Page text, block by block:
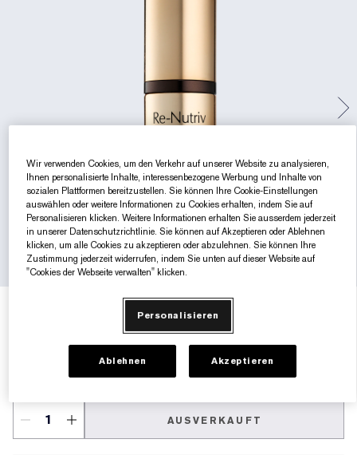
Pink Ribbon Kollektion​
The House of Estée Lauder
15 ml
AUSVERKAUFT
Wir verwenden Cookies, um den Verkehr auf unserer Website zu analysieren,
Ihnen personalisierte Inhalte, interessenbezogene Werbung und Inhalte von
sozialen Plattformen bereitzustellen. Sie können Ihre Cookie-Einstellungen
auswählen oder weitere Informationen zu Cookies erhalten, indem Sie auf
Personalisieren klicken. Weitere Informationen erhalten Sie ausserdem jederzeit
in unserer Datenschutzrichtlinie. Sie können auf Akzeptieren oder Ablehnen
klicken, um alle Cookies zu akzeptieren oder abzulehnen. Sie können Ihre
Zustimmung jederzeit widerrufen, indem Sie unten auf dieser Website auf
"Cookies der Webseite verwalten" klicken.
Personalisieren
Ablehnen Akzeptieren